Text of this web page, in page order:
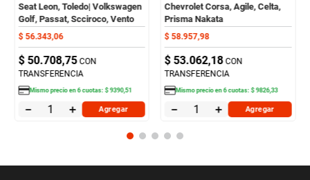
Seat Leon, Toledo| Volkswagen
Golf, Passat, Scciroco, Vento
Nakata
$ 56.343,06
$ 50.708,75 CON
TRANSFERENCIA
Mismo precio en6cuotas:$ 9390,51
＋
－ Agregar
Chevrolet Corsa, Agile, Celta,
Prisma Nakata
$ 58.957,98
$ 53.062,18 CON
TRANSFERENCIA
Mismo precio en6cuotas:$ 9826,33
＋
－ Agregar